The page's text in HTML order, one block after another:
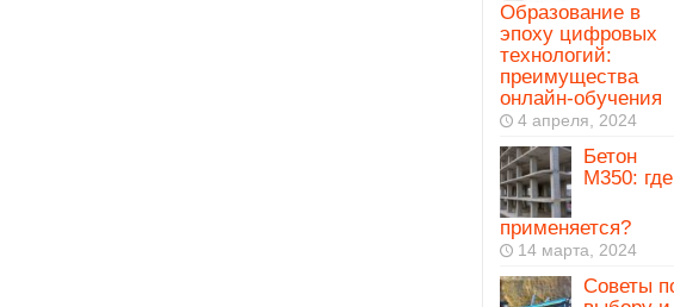
Образование в
эпоху цифровых
технологий:
преимущества
онлайн-обучения
4 апреля, 2024
Бетон
М350: где
применяется?
14 марта, 2024
Советы